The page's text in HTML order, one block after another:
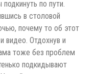
по пути.
в столовой
почему то об этот
видео. Отдохнув и
тоже без проблем
подкидывают